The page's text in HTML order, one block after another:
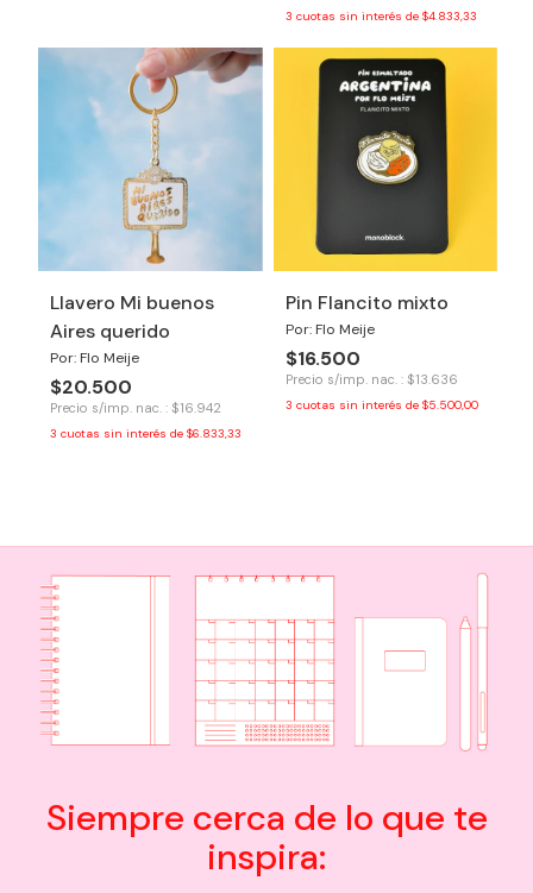
3 cuotas sin interés de $4.833,33
Llavero Mi buenos
Aires querido
Por: Flo Meije
$20.500
Precio s/imp. nac. : $16.942
3 cuotas sin interés de $6.833,33
Pin Flancito mixto
Por: Flo Meije
$16.500
Precio s/imp. nac. : $13.636
3 cuotas sin interés de $5.500,00
Siempre cerca de lo que te
inspira: